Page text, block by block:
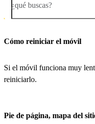
¿qué buscas?
Cómo reiniciar el móvil
Si el móvil funciona muy
reiniciarlo.
Pie de página, mapa del